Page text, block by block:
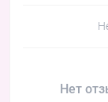
Нет